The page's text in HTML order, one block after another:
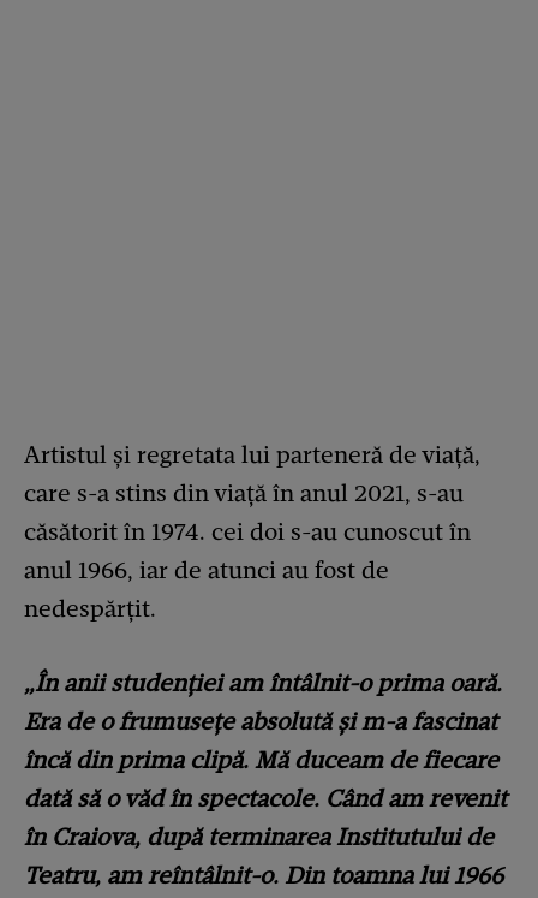
Artistul și regretata lui parteneră de viață,
care s-a stins din viață în anul 2021, s-au
căsătorit în 1974. cei doi s-au cunoscut în
anul 1966, iar de atunci au fost de
nedespărțit.
„În anii studenţiei am întâlnit-o prima oară.
Era de o frumuseţe absolută şi m-a fascinat
încă din prima clipă. Mă duceam de fiecare
dată să o văd în spectacole. Când am revenit
în Craiova, după terminarea Institutului de
Teatru, am reîntâlnit-o. Din toamna lui 1966